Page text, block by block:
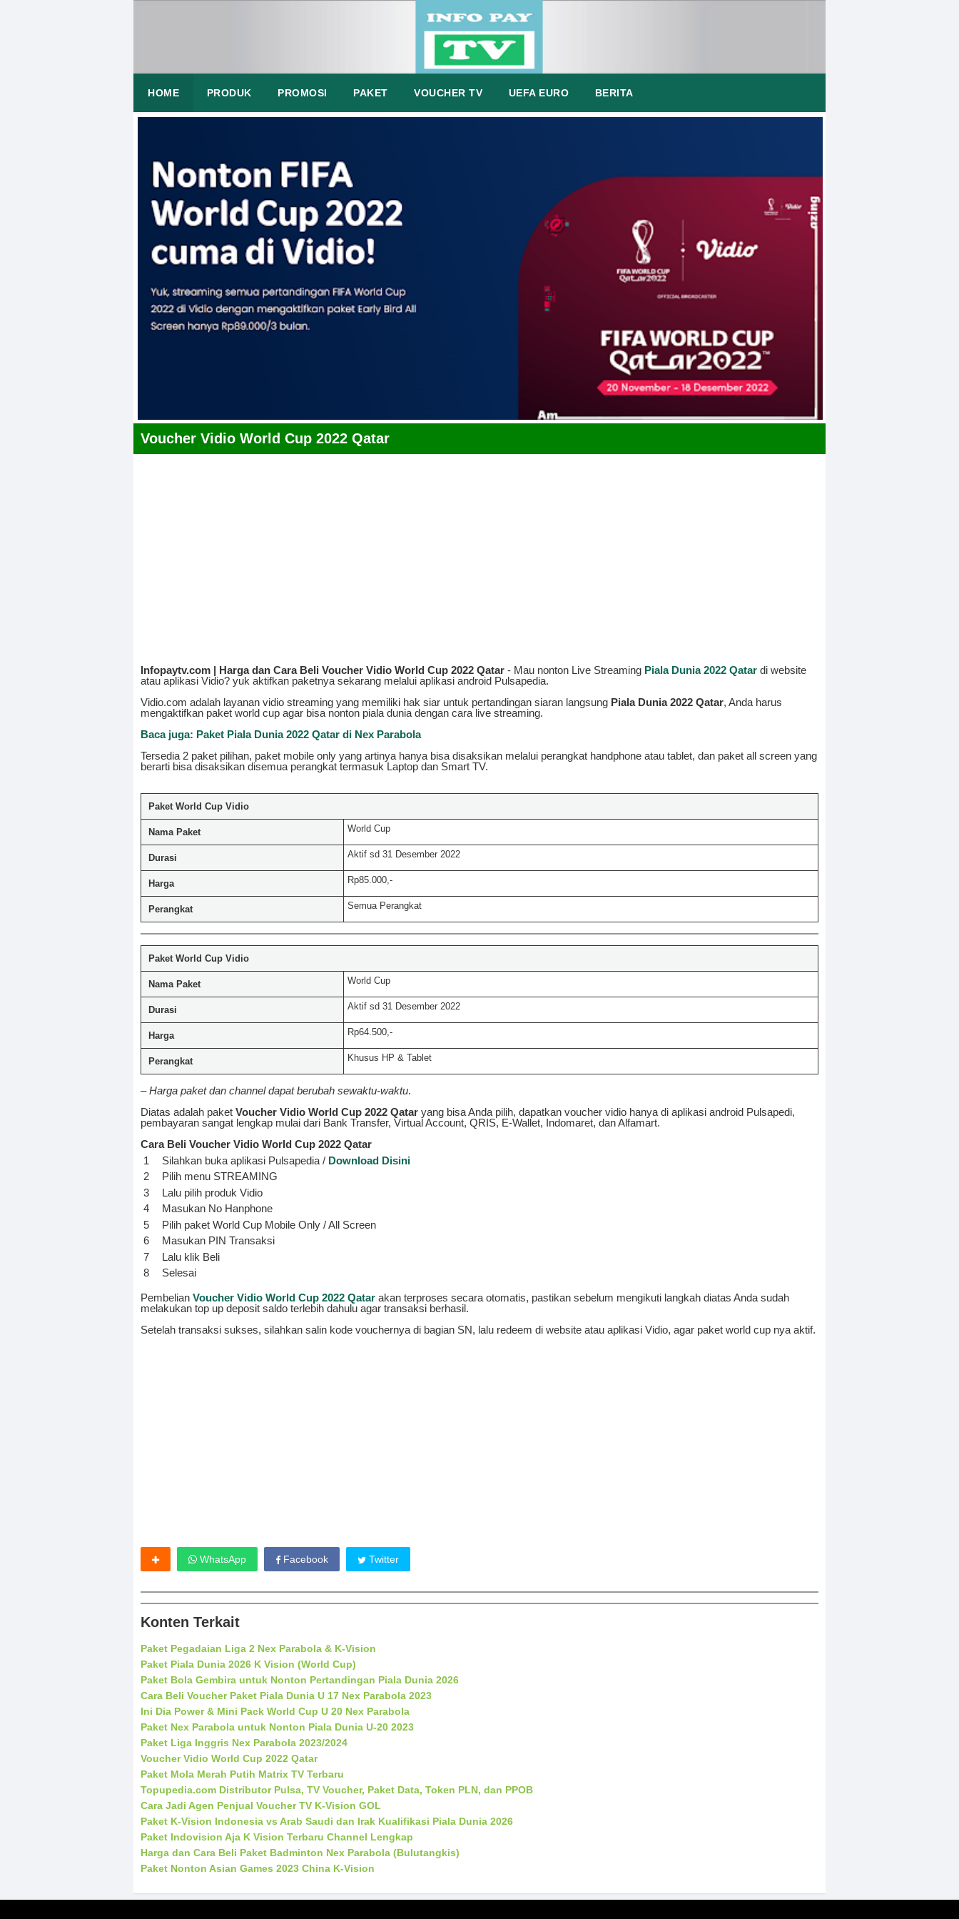
HOME PRODUK PROMOSI PAKET VOUCHER TV UEFA EURO BERITA
Voucher Vidio World Cup 2022 Qatar
Infopaytv.com | Harga dan Cara Beli Voucher Vidio World Cup 2022 Qatar - Mau nonton Live Streaming Piala Dunia 2022 Qatar di website
atau aplikasi Vidio? yuk aktifkan paketnya sekarang melalui aplikasi android Pulsapedia.
Vidio.com adalah layanan vidio streaming yang memiliki hak siar untuk pertandingan siaran langsung Piala Dunia 2022 Qatar, Anda harus
mengaktifkan paket world cup agar bisa nonton piala dunia dengan cara live streaming.
Baca juga: Paket Piala Dunia 2022 Qatar di Nex Parabola
Tersedia 2 paket pilihan, paket mobile only yang artinya hanya bisa disaksikan melalui perangkat handphone atau tablet, dan paket all screen yang
berarti bisa disaksikan disemua perangkat termasuk Laptop dan Smart TV.
Paket World Cup Vidio
Nama Paket World Cup
Durasi Aktif sd 31 Desember 2022
Harga Rp85.000,-
Perangkat Semua Perangkat
Paket World Cup Vidio
Nama Paket World Cup
Durasi Aktif sd 31 Desember 2022
Harga Rp64.500,-
Perangkat Khusus HP & Tablet
– Harga paket dan channel dapat berubah sewaktu-waktu.
Diatas adalah paket Voucher Vidio World Cup 2022 Qatar yang bisa Anda pilih, dapatkan voucher vidio hanya di aplikasi android Pulsapedi,
pembayaran sangat lengkap mulai dari Bank Transfer, Virtual Account, QRIS, E-Wallet, Indomaret, dan Alfamart.
Cara Beli Voucher Vidio World Cup 2022 Qatar
Silahkan buka aplikasi Pulsapedia / Download Disini
Pilih menu STREAMING
Lalu pilih produk Vidio
Masukan No Hanphone
Pilih paket World Cup Mobile Only / All Screen
Masukan PIN Transaksi
Lalu klik Beli
Selesai
Pembelian Voucher Vidio World Cup 2022 Qatar akan terproses secara otomatis, pastikan sebelum mengikuti langkah diatas Anda sudah
melakukan top up deposit saldo terlebih dahulu agar transaksi berhasil.
Setelah transaksi sukses, silahkan salin kode vouchernya di bagian SN, lalu redeem di website atau aplikasi Vidio, agar paket world cup nya aktif.
WhatsApp Facebook Twitter
Konten Terkait
Paket Pegadaian Liga 2 Nex Parabola & K-Vision
Paket Piala Dunia 2026 K Vision (World Cup)
Paket Bola Gembira untuk Nonton Pertandingan Piala Dunia 2026
Cara Beli Voucher Paket Piala Dunia U 17 Nex Parabola 2023
Ini Dia Power & Mini Pack World Cup U 20 Nex Parabola
Paket Nex Parabola untuk Nonton Piala Dunia U-20 2023
Paket Liga Inggris Nex Parabola 2023/2024
Voucher Vidio World Cup 2022 Qatar
Paket Mola Merah Putih Matrix TV Terbaru
Topupedia.com Distributor Pulsa, TV Voucher, Paket Data, Token PLN, dan PPOB
Cara Jadi Agen Penjual Voucher TV K-Vision GOL
Paket K-Vision Indonesia vs Arab Saudi dan Irak Kualifikasi Piala Dunia 2026
Paket Indovision Aja K Vision Terbaru Channel Lengkap
Harga dan Cara Beli Paket Badminton Nex Parabola (Bulutangkis)
Paket Nonton Asian Games 2023 China K-Vision